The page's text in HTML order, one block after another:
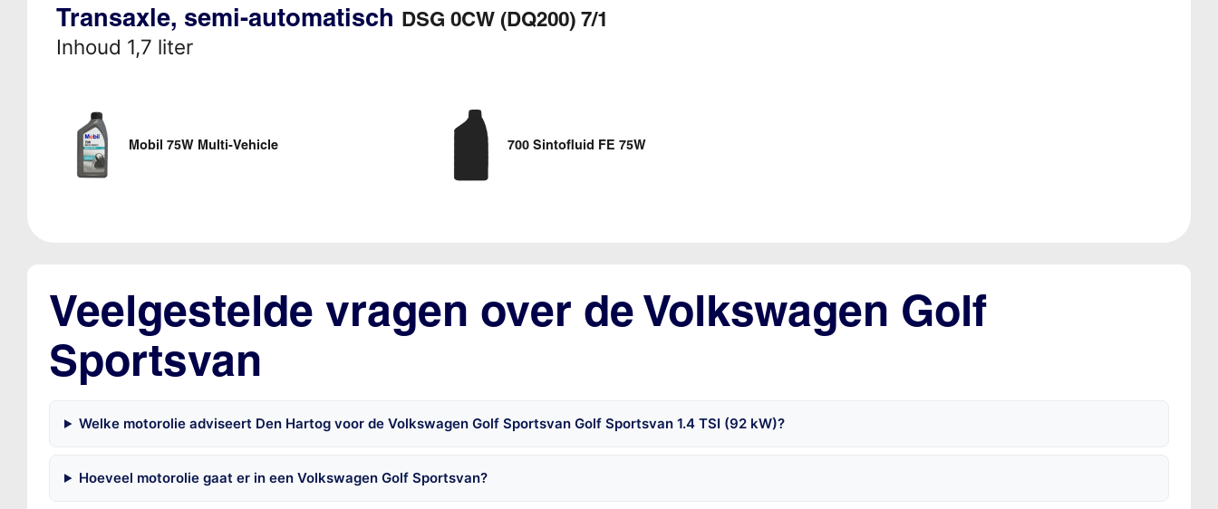
Transaxle, semi-automatisch DSG 0CW (DQ200) 7/1
Inhoud 1,7 liter
Mobil 75W Multi-Vehicle 700 Sintofluid FE 75W
Veelgestelde vragen over de Volkswagen Golf
Sportsvan
Welke motorolie adviseert Den Hartog voor de Volkswagen Golf Sportsvan Golf Sportsvan 1.4 TSI (92 kW)?
Hoeveel motorolie gaat er in een Volkswagen Golf Sportsvan?